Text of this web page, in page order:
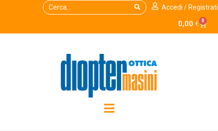
Accedi / Registrati
0,00 € 0